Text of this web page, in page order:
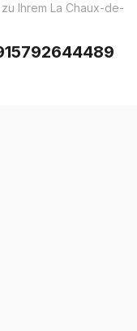
Ihrem La Chaux-de-